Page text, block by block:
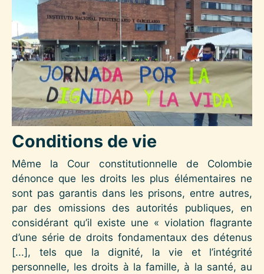
Conditions de vie
Même la Cour constitutionnelle de Colombie
dénonce que les droits les plus élémentaires ne
sont pas garantis dans les prisons, entre autres,
par des omissions des autorités publiques, en
considérant qu’il existe une « violation flagrante
d’une série de droits fondamentaux des détenus
[...], tels que la dignité, la vie et l’intégrité
personnelle, les droits à la famille, à la santé, au